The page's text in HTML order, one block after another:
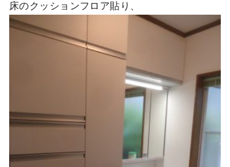
床のクッションフロア貼り、